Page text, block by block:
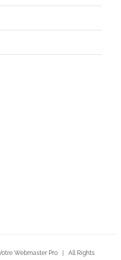
Webmaster Pro | All Rights